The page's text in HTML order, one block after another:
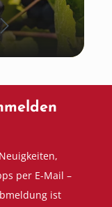
per E-Mail –
ist